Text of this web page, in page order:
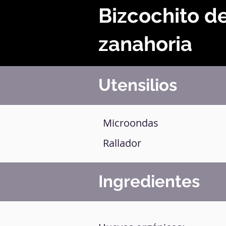
Bizcochito
zanahoria
Utensilios
Microondas
Rallador
Ingredientes